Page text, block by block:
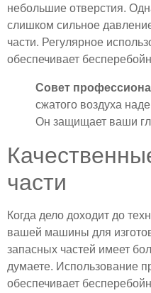
небольшие отверстия.
слишком сильное
части. Регулярное
обеспечивает
Совет
сжатого воздуха
Он защищает ваши
части
Когда дело доходит до
вашей машины для
запасных частей имеет
думаете. Использование
обеспечивает